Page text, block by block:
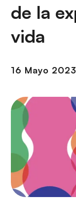
de la
vida
16 Mayo 2023